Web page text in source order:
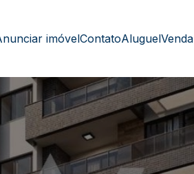
imóvelContatoAluguelVenda